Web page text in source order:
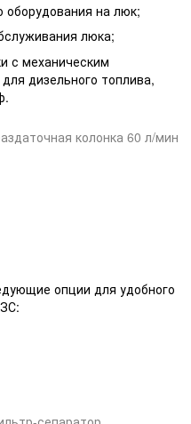
оборудования на люк;
люка;
с механическим
дизельного топлива,
колонка 60 л/мин
опции для удобного